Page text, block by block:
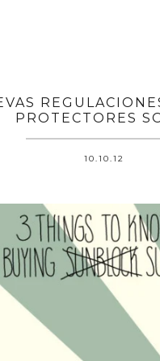
PROTECTORES
10.10.12